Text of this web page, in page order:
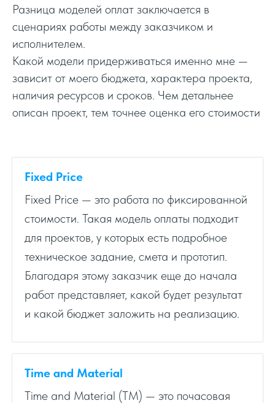
Разница моделей оплат заключается в
сценариях работы между заказчиком и
исполнителем.
Какой модели придерживаться именно мне —
зависит от моего бюджета, характера проекта,
наличия ресурсов и сроков. Чем детальнее
описан проект, тем точнее оценка его стоимости
Fixed Price
Fixed Price — это работа по фиксированной
стоимости. Такая модель оплаты подходит
для проектов, у которых есть подробное
техническое задание, смета и прототип.
Благодаря этому заказчик еще до начала
работ представляет, какой будет результат
и какой бюджет заложить на реализацию.
Time and Material
Time and Material (TM) — это почасовая